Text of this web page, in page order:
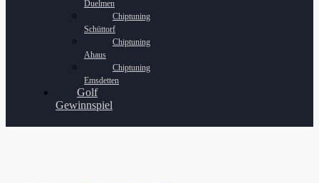
Duelmen
Chiptuning
Schüttorf
Chiptuning
Ahaus
Chiptuning
Emsdetten
Golf
Gewinnspiel